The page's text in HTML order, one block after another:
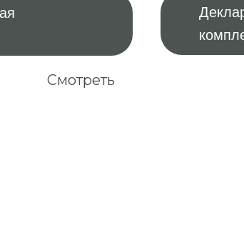
Смотреть